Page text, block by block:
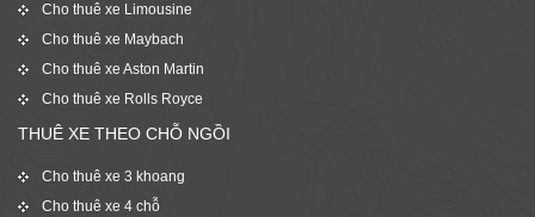
Cho thuê xe Limousine
Cho thuê xe Maybach
Cho thuê xe Aston Martin
Cho thuê xe Rolls Royce
THUÊ XE THEO CHỖ NGỒI
Cho thuê xe 3 khoang
Cho thuê xe 4 chỗ